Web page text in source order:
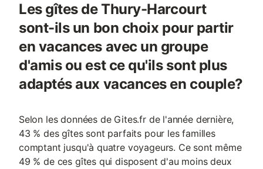
Les gîtes de Thury-Harcourt
sont-ils un bon choix pour partir
en vacances avec un groupe
d'amis ou est ce qu'ils sont plus
adaptés aux vacances en couple?
Selon les données de Gites.fr de l'année dernière,
43 % des gîtes sont parfaits pour les familles
comptant jusqu'à quatre voyageurs. Ce sont même
49 % de ces gîtes qui disposent d'au moins deux